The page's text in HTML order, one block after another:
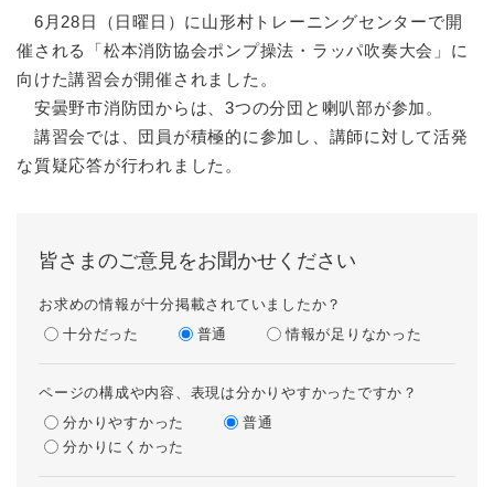
6月28日（日曜日）に山形村トレーニングセンターで開
催される「松本消防協会ポンプ操法・ラッパ吹奏大会」に
向けた講習会が開催されました。
安曇野市消防団からは、3つの分団と喇叭部が参加。
講習会では、団員が積極的に参加し、講師に対して活発
な質疑応答が行われました。
皆さまのご意見をお聞かせください
お求めの情報が十分掲載されていましたか？
十分だった
普通 情報が足りなかった
ページの構成や内容、表現は分かりやすかったですか？
分かりやすかった
普通
分かりにくかった